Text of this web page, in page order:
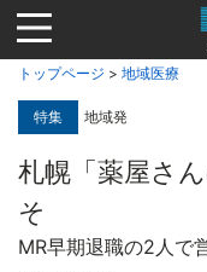
Jump
to
navigation
トップページ > 地域医療
特集 地域発
札幌「薬屋さ
そ
MR早期退職の2人で